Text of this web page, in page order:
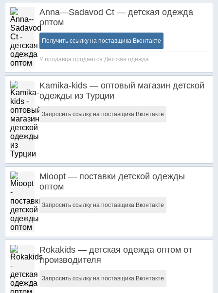
Anna—Sadavod Ct — детская одежда
оптом
Получить ссылку на поставщика Вконтакте
У продавца продается Детская одежда
Kamika-kids — оптовый магазин детской
одежды из Турции
Запросить ссылку на поставщика Вконтакте
Mioopt — поставки детской одежды
оптом
Запросить ссылку на поставщика Вконтакте
Rokakids — детская одежда оптом от
производителя
Запросить ссылку на поставщика Вконтакте